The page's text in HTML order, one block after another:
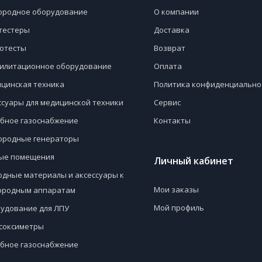
оборудование
оборудование
техника
для медицинской техники
газоснабжение
генераторы
помещения
материалы и аксессуары к
аппаратам
для ЛПУ
газоснабжение
О компании
Доставка
Возврат
Оплата
Политика
Сервис
Контакты
Личный кабинет
Мои заказы
Мой профиль